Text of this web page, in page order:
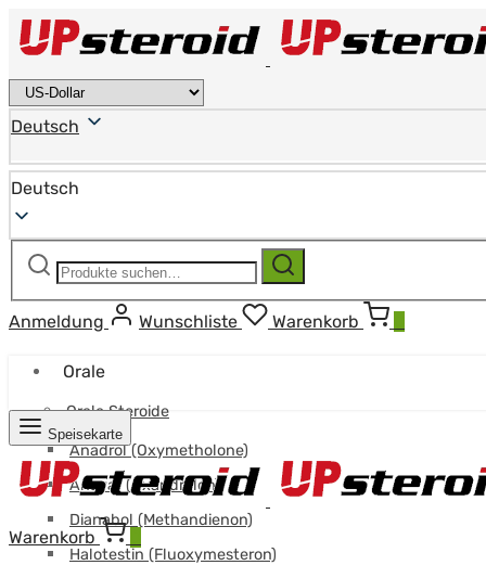
Deutsch
Deutsch
Suchen
Suchen
Anmeldung Wunschliste Warenkorb
Orale
Orale Steroide
Anadrol (Oxymetholone)
Anavar (Oxandrolon)
Dianabol (Methandienon)
Halotestin (Fluoxymesteron)
Speisekarte
Warenkorb